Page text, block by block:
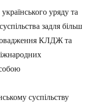
уряду та
задля більш
КЛДЖ та
суспільству